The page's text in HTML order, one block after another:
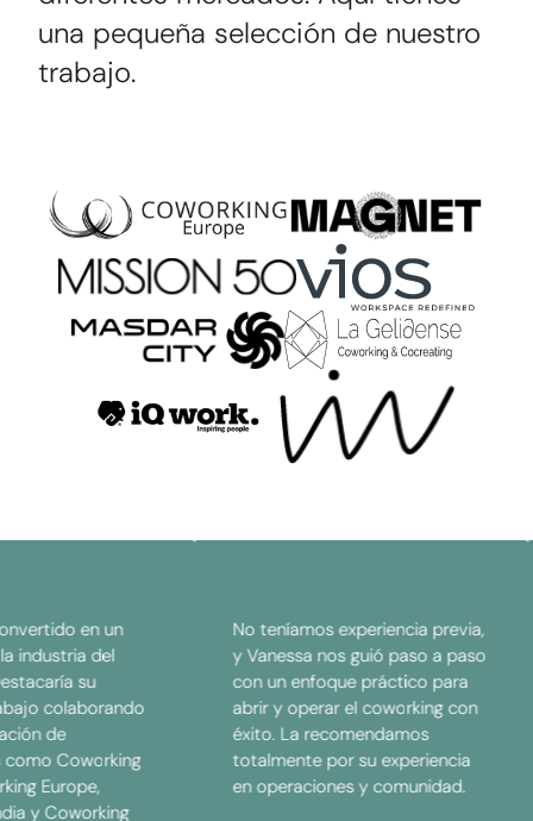
una pequeña selección de nuestro
trabajo.
en un
del
su
de
Coworking
Coworking
No teníamos experiencia previa,
y Vanessa nos guió paso a paso
con un enfoque práctico para
abrir y operar el coworking con
éxito. La recomendamos
totalmente por su experiencia
en operaciones y comunidad.